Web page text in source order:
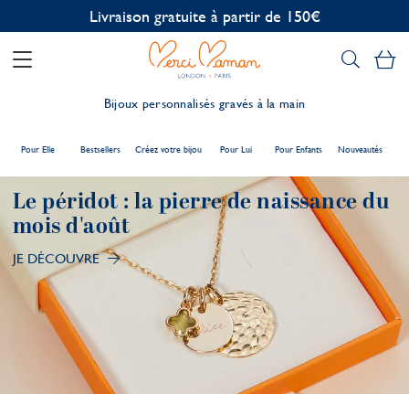
Personnalisation offerte
Bijoux personnalisés gravés à la main
Pour Elle Bestsellers Créez votre bijou Pour Lui Pour Enfants Nouveautés
Le péridot : la pierre de naissance du
mois d'août
JE DÉCOUVRE